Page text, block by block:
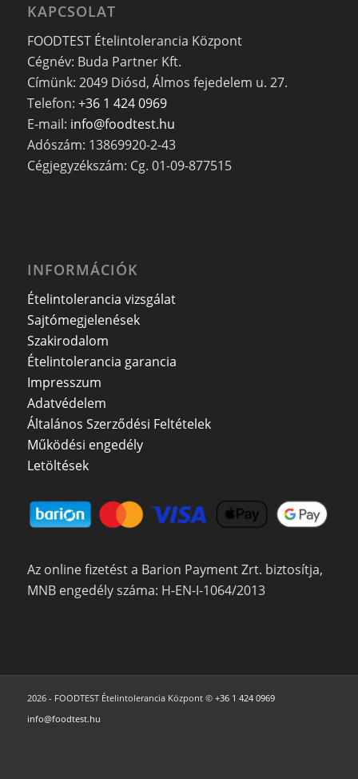
KAPCSOLAT
FOODTEST Ételintolerancia Központ
Cégnév: Buda Partner Kft.
Címünk: 2049 Diósd, Álmos fejedelem u. 27.
Telefon: +36 1 424 0969
E-mail: info@foodtest.hu
Adószám: 13869920-2-43
Cégjegyzékszám: Cg. 01-09-877515
INFORMÁCIÓK
Ételintolerancia vizsgálat
Sajtómegjelenések
Szakirodalom
Ételintolerancia garancia
Impresszum
Adatvédelem
Általános Szerződési Feltételek
Működési engedély
Letöltések
Az online fizetést a Barion Payment Zrt. biztosítja,
MNB engedély száma: H-EN-I-1064/2013
2026 - FOODTEST Ételintolerancia Központ © +36 1 424 0969
info@foodtest.hu